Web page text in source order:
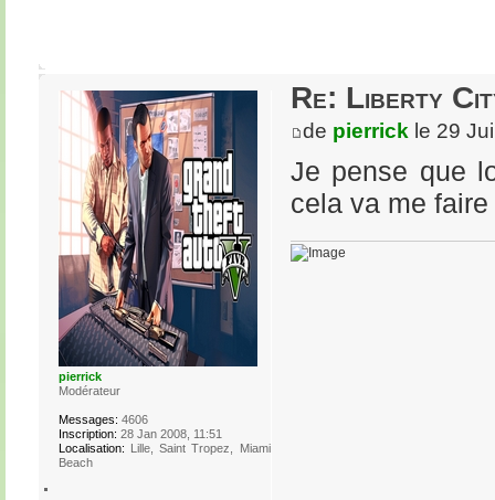
Re: Liberty
de pierrick le 29
Je pense que
cela va me
pierrick
Modérateur
Messages: 4606
Inscription: 28 Jan 2008, 11:51
Localisation: Lille, Saint Tropez, Miami
Beach